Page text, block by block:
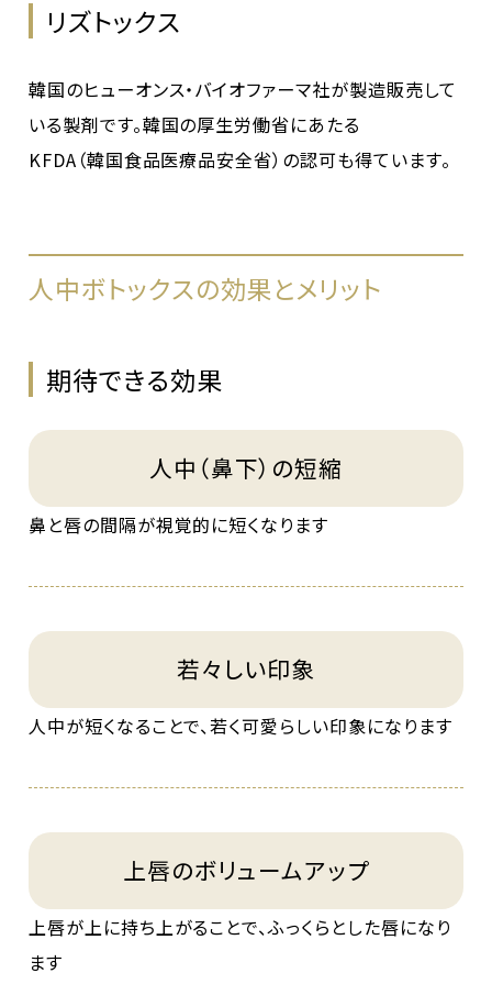
リズトックス
韓国のヒューオンス・バイオファーマ社が製造販売して
いる製剤です。韓国の厚生労働省にあたる
KFDA（韓国食品医療品安全省）の認可も得ています。
人中ボトックスの効果とメリット
期待できる効果
人中（鼻下）の短縮
鼻と唇の間隔が視覚的に短くなります
若々しい印象
人中が短くなることで、若く可愛らしい印象になります
上唇のボリュームアップ
上唇が上に持ち上がることで、ふっくらとした唇になり
ます